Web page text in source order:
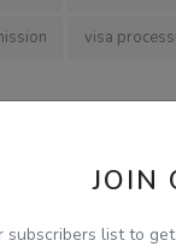
JOIN
subscribers list to
visa
ਗਰਗੱਜ
NEXT
ਬਦਲੇ ਸੁਰ